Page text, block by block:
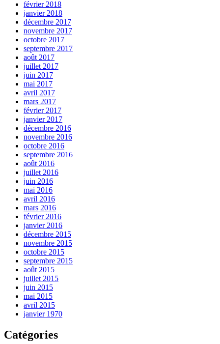
février 2018
janvier 2018
décembre 2017
novembre 2017
octobre 2017
septembre 2017
août 2017
juillet 2017
juin 2017
mai 2017
avril 2017
mars 2017
février 2017
janvier 2017
décembre 2016
novembre 2016
octobre 2016
septembre 2016
août 2016
juillet 2016
juin 2016
mai 2016
avril 2016
mars 2016
février 2016
janvier 2016
décembre 2015
novembre 2015
octobre 2015
septembre 2015
août 2015
juillet 2015
juin 2015
mai 2015
avril 2015
janvier 1970
Catégories